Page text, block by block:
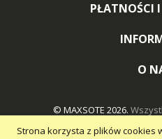
Strona korzysta z plików cookies
PŁATNOŚCI
O
© MAXSOTE 2026.